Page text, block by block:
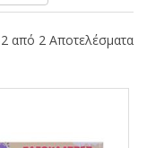
από 2 Αποτελέσματα